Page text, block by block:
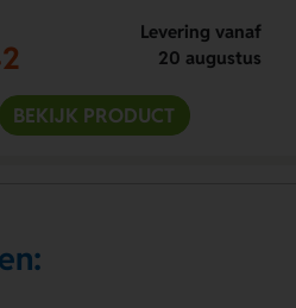
Levering vanaf
20 augustus
BEKIJK PRODUCT